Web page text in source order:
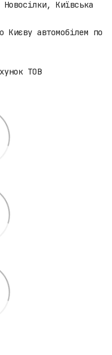
Київська
Києву автомобілем по
ТОВ